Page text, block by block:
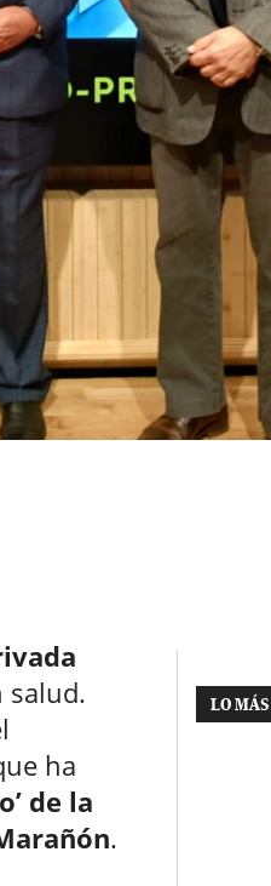
salud.
ha
de la
.
LO